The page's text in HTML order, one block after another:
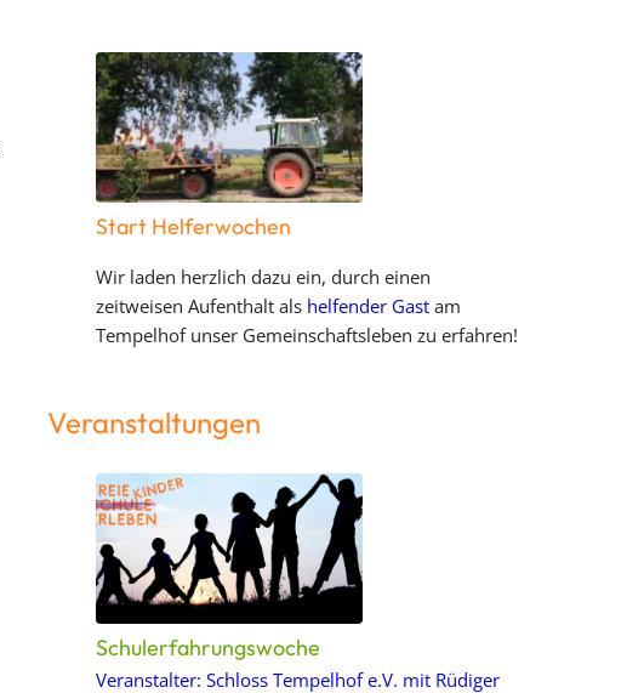
Start Helferwochen
Wir laden herzlich dazu ein, durch einen
zeitweisen Aufenthalt als helfender Gast am
Tempelhof unser Gemeinschaftsleben zu erfahren!
Veranstaltungen
Schulerfahrungswoche
Veranstalter: Schloss Tempelhof e.V. mit Rüdiger